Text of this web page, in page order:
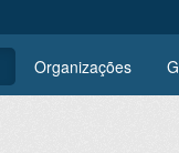
Organizações